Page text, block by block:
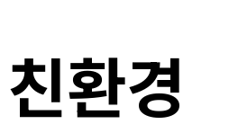
친환경